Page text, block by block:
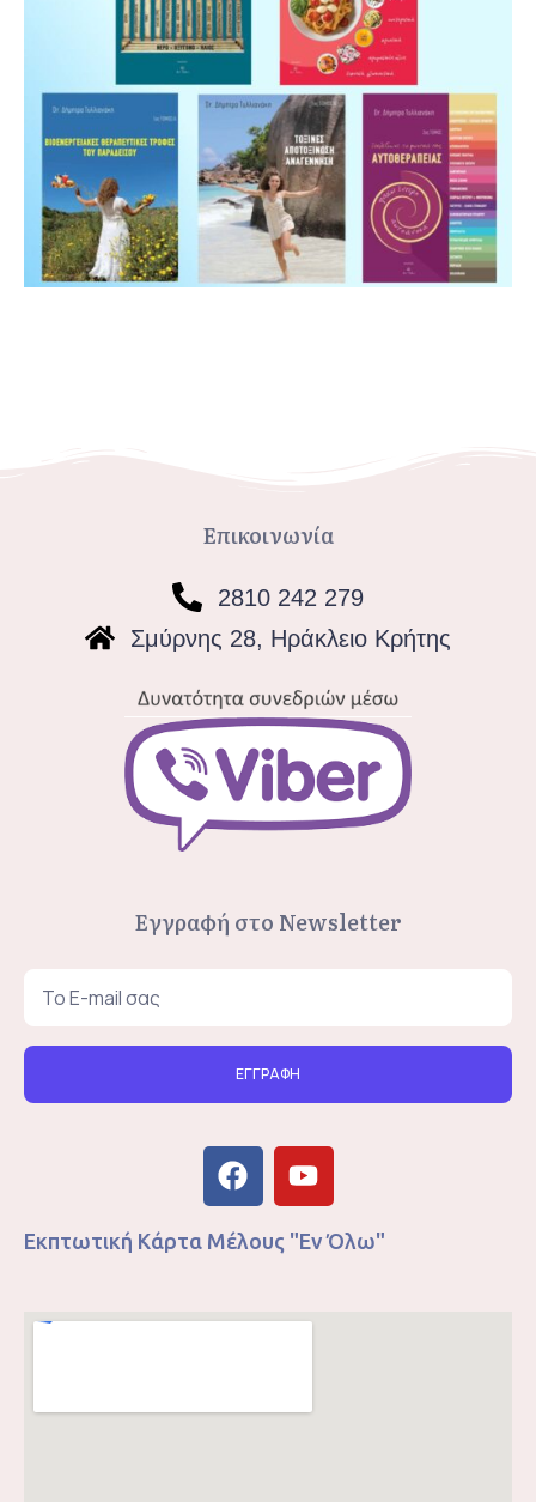
Επικοινωνία
2810 242 279
Σμύρνης 28, Ηράκλειο Κρήτης
Εγγραφή στο Newsletter
ΕΓΓΡΑΦΗ
Εκπτωτική Κάρτα Μέλους "Εν Όλω"